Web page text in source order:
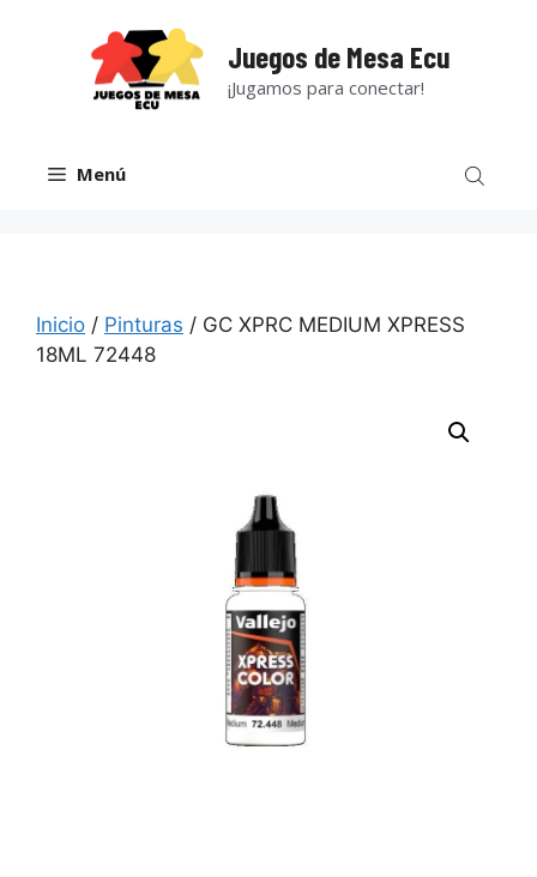
Juegos de Mesa Ecu
¡Jugamos para conectar!
Menú
Inicio / Pinturas / GC XPRC MEDIUM XPRESS
18ML 72448